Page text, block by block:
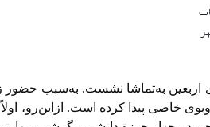
اربعین به‌تماشا نشست. به‌سبب حضور
خاصی پیدا کرده است. ازاین‌رو، اولاً